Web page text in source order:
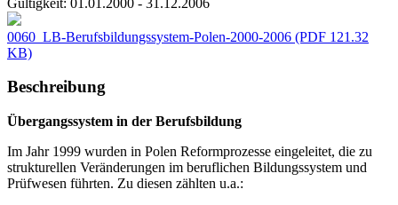
0060_LB-Berufsbildungssystem-Polen-2000-2006 (PDF 121.32
KB)
Beschreibung
Übergangssystem in der Berufsbildung
Im Jahr 1999 wurden in Polen Reformprozesse eingeleitet, die zu
strukturellen Veränderungen im beruflichen Bildungssystem und
Prüfwesen führten. Zu diesen zählten u.a.: